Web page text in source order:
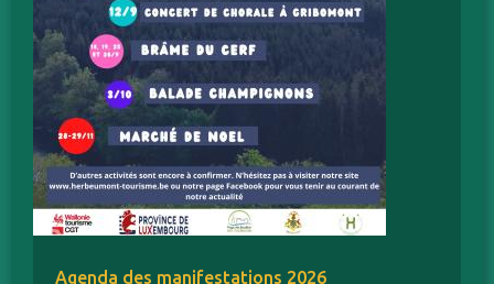
Agenda des manifestations 2026